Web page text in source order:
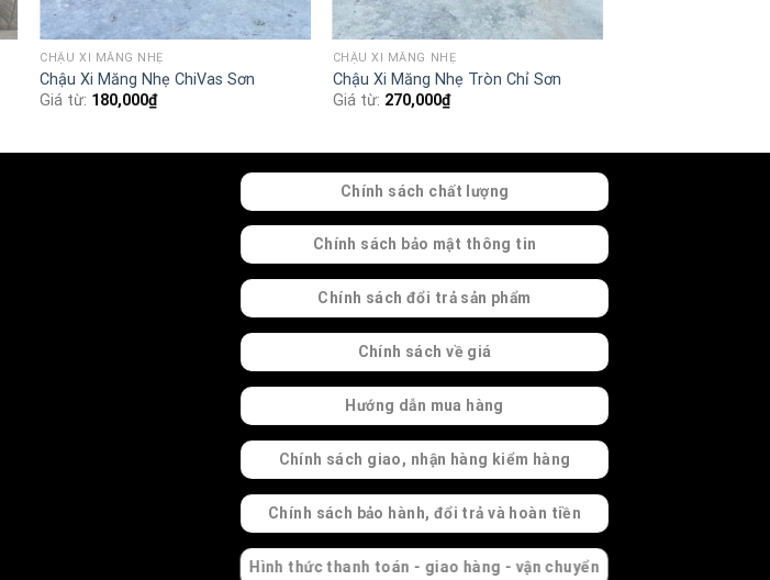
CHẬU XI MĂNG NHẸ
Chậu Xi Măng Nhẹ ChiVas Sơn
Giá từ: 180,000₫
CHẬU XI MĂNG NHẸ
Chậu Xi Măng Nhẹ Tròn Chỉ Sơn
Giá từ: 270,000₫
Chính sách chất lượng
Chính sách bảo mật thông tin
Chính sách đổi trả sản phẩm
Chính sách về giá
Hướng dẫn mua hàng
Chính sách giao, nhận hàng kiểm hàng
Chính sách bảo hành, đổi trả và hoàn tiền
Hình thức thanh toán - giao hàng - vận chuyển